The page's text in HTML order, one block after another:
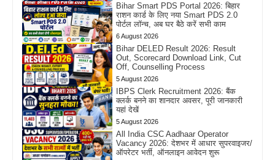
Bihar Smart PDS Portal 2026: बिहार
राशन कार्ड के लिए नया Smart PDS 2.0
पोर्टल लॉन्च, अब घर बैठे करें सभी काम
6 August 2026
Bihar DELED Result 2026: Result
Out, Scorecard Download Link, Cut
Off, Counselling Process
5 August 2026
IBPS Clerk Recruitment 2026: बैंक
क्लर्क बनने का शानदार अवसर, पूरी जानकारी
यहां देखें
5 August 2026
All India CSC Aadhaar Operator
Vacancy 2026: देशभर में आधार सुपरवाइजर/
ऑपरेटर भर्ती, ऑनलाइन आवेदन शुरू